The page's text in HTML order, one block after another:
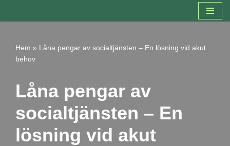
innehåll
Hem » Låna pengar av socialtjänsten – En lösning vid akut
behov
Låna pengar av
socialtjänsten – En
lösning vid akut